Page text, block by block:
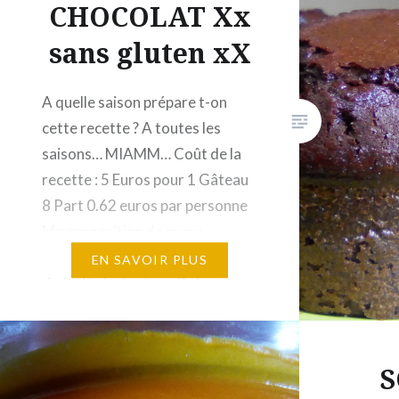
CHOCOLAT Xx
sans gluten xX
A quelle saison prépare t-on
cette recette ? A toutes les
saisons… MIAMM… Coût de la
recette : 5 Euros pour 1 Gâteau
8 Part 0.62 euros par personne
AUTOMNALE » : Petit dej : Bol
de fruits frais et sec Boisson
légumes au…
EN SAVOIR PLUS